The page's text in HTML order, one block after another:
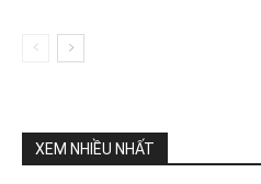
XEM NHIỀU NHẤT